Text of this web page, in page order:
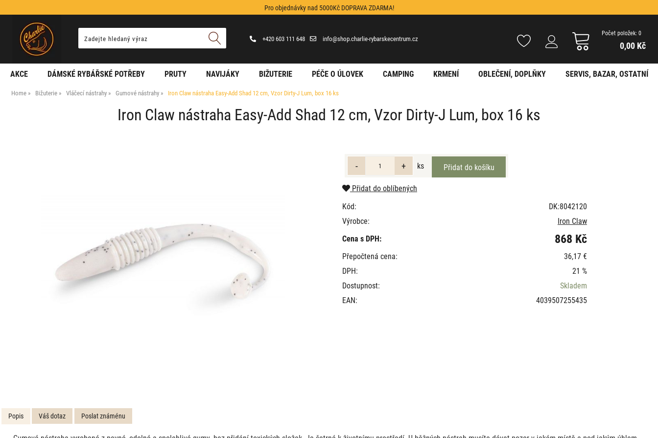
Pro objednávky nad 5000Kč DOPRAVA ZDARMA!
+420 603 111 648 info@shop.charlie-rybarskecentrum.cz
Počet položek: 0
0,00 Kč
AKCE DÁMSKÉ RYBÁŘSKÉ POTŘEBY PRUTY NAVIJÁKY BIŽUTERIE PÉČE O ÚLOVEK CAMPING KRMENÍ OBLEČENÍ, DOPLŇKY SERVIS, BAZAR, OSTATNÍ
Home Bižuterie Vláčecí nástrahy Gumové nástrahy Iron Claw nástraha Easy-Add Shad 12 cm, Vzor Dirty-J Lum, box 16 ks
Iron Claw nástraha Easy-Add Shad 12 cm, Vzor Dirty-J Lum, box 16 ks
ks
Přidat do oblíbených
Kód:
DK:8042120
Výrobce:
Iron Claw
Cena s DPH:
868 Kč
Přepočtená cena:
36,17 €
DPH:
21 %
Dostupnost:
Skladem
EAN:
4039507255435
Popis Váš dotaz Poslat známénu